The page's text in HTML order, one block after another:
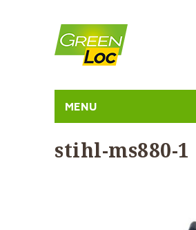
MENU
stihl-ms880-1